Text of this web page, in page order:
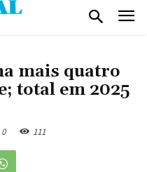
mais quatro
total em 2025
0 111